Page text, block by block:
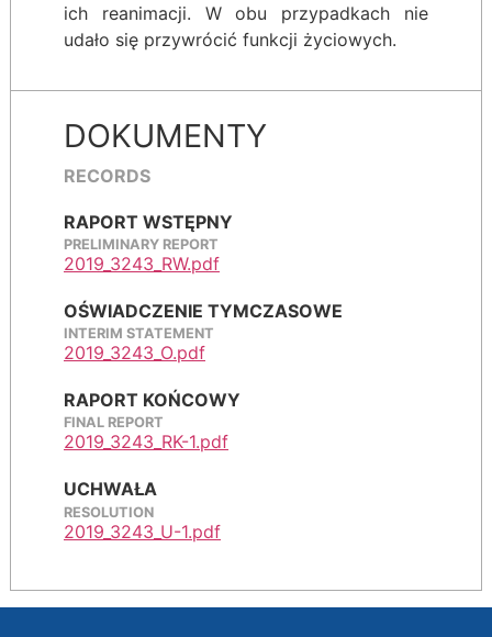
ich reanimacji. W obu przypadkach nie
udało się przywrócić funkcji życiowych.
DOKUMENTY
RECORDS
RAPORT WSTĘPNY
PRELIMINARY REPORT
2019_3243_RW.pdf
OŚWIADCZENIE TYMCZASOWE
INTERIM STATEMENT
2019_3243_O.pdf
RAPORT KOŃCOWY
FINAL REPORT
2019_3243_RK-1.pdf
UCHWAŁA
RESOLUTION
2019_3243_U-1.pdf